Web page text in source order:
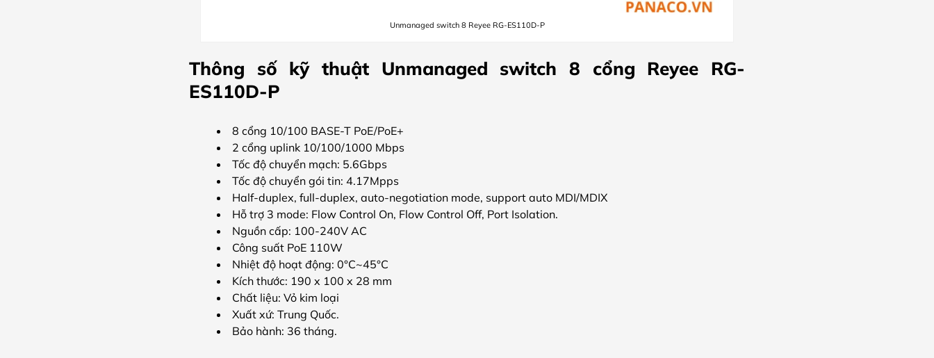
Unmanaged switch 8 Reyee RG-ES110D-P
Thông số kỹ thuật Unmanaged switch 8 cổng Reyee RG-
ES110D-P
8 cổng 10/100 BASE-T PoE/PoE+
2 cổng uplink 10/100/1000 Mbps
Tốc độ chuyển mạch: 5.6Gbps
Tốc độ chuyển gói tin: 4.17Mpps
Half-duplex, full-duplex, auto-negotiation mode, support auto MDI/MDIX
Hỗ trợ 3 mode: Flow Control On, Flow Control Off, Port Isolation.
Nguồn cấp: 100-240V AC
Công suất PoE 110W
Nhiệt độ hoạt động: 0°C~45°C
Kích thước: 190 x 100 x 28 mm
Chất liệu: Vỏ kim loại
Xuất xứ: Trung Quốc.
Bảo hành: 36 tháng.